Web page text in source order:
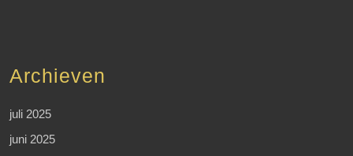
Archieven
juli 2025
juni 2025